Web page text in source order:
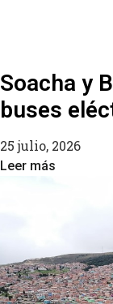
Soacha y
buses
25 julio, 2026
Leer más